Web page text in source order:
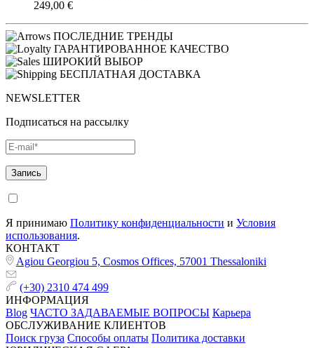
249,00 €
ПОСЛЕДНИЕ ТРЕНДЫ
ГАРАНТИРОВАННОЕ КАЧЕСТВО
ШИРОКИЙ ВЫБОР
БЕСПЛАТНАЯ ДОСТАВКА
NEWSLETTER
Подписаться на рассылку
Я принимаю Политику конфиденциальности и Условия
использования.
КОНТАКТ
Agiou Georgiou 5, Cosmos Offices, 57001 Thessaloniki
(+30) 2310 474 499
ИНФОРМАЦИЯ
Blog ЧАСТО ЗАДАВАЕМЫЕ ВОПРОСЫ Карьера
ОБСЛУЖИВАНИЕ КЛИЕНТОВ
Поиск груза Способы оплаты Политика доставки